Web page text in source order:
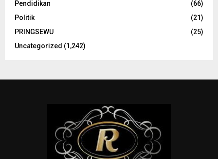
Pendidikan
(66)
Politik
(21)
PRINGSEWU
(25)
Uncategorized (1,242)